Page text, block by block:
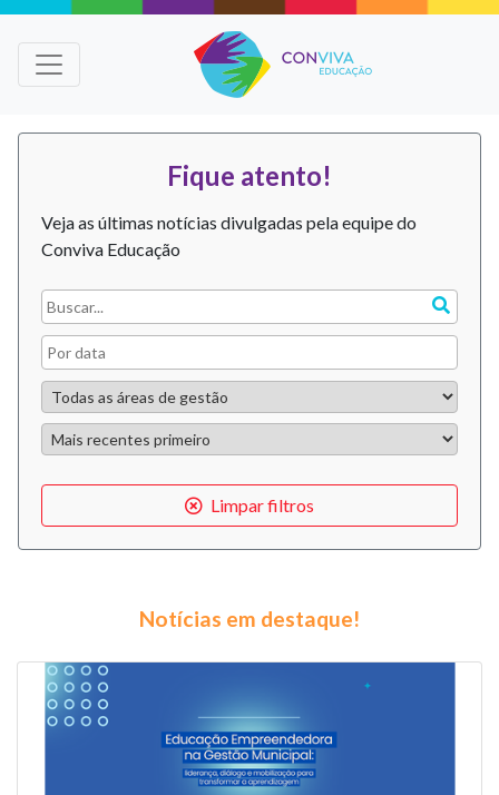
Fique atento!
Veja as últimas notícias divulgadas pela equipe do
Conviva Educação
Limpar filtros
Notícias em destaque!